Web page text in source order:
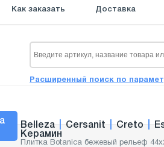
Как заказать Доставка
Расширенный поиск по
Belleza Cersanit Creto
Керамин
Плитка Botanica бежевый рельеф